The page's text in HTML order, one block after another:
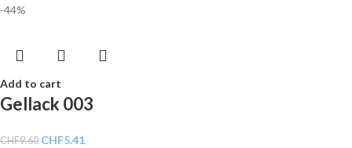
-44%
Add to cart
Gellack 003
CHF9.60 CHF5.41